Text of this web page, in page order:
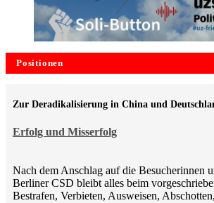
Positionen
Erfolg und Misserfolg
Zur Deradikalisierung in China und
Nach dem Anschlag auf die Besucherinnen
Berliner CSD bleibt alles beim
Bestrafen, Verbieten, Ausweisen,